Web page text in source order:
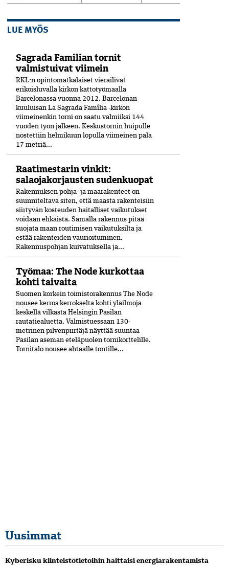
LUE MYÖS
Sagrada Familian tornit
valmistuivat viimein
RKL:n opintomatkalaiset vierailivat
erikoisluvalla kirkon kattotyömaalla
Barcelonassa vuonna 2012. Barcelonan
kuuluisan La Sagrada Família -kirkon
viimeinenkin torni on saatu valmiiksi­ 144
vuoden työn jälkeen. Keskustornin huipulle
nostettiin helmikuun lopulla viimeinen pala
17 metriä...
Raatimestarin vinkit:
salaojakorjausten sudenkuopat
Rakennuksen pohja- ja maarakenteet on
suunniteltava siten, että maasta rakenteisiin
siirtyvän kosteuden haitalliset vaikutukset
voidaan ehkäistä. Samalla rakennus pitää
suojata maan routimisen vaikutuksilta ja
estää rakenteiden vaurioituminen.
Rakennuspohjan kuivatuksella ja...
Työmaa: The Node kurkottaa
kohti taivaita
Suomen korkein toimistorakennus The Node
nousee kerros kerrokselta kohti yläilmoja
keskellä vilkasta Helsingin Pasilan
rautatiealuetta. Valmistuessaan 130-
metrinen pilvenpiirtäjä näyttää suuntaa
Pasilan aseman eteläpuolen tornikorttelille.
Tornitalo nousee ahtaalle tontille...
Uusimmat
Kyberisku kiinteistötietoihin haittaisi energiarakentamista